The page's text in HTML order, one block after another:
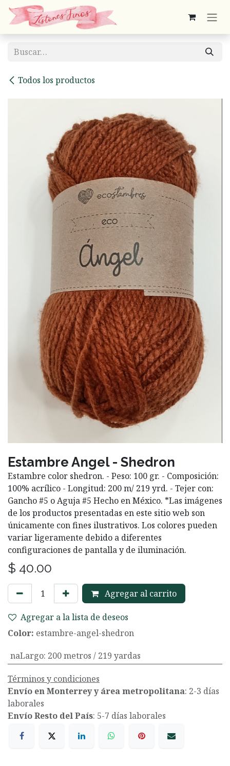
Ir al contenido
Todos los productos
Estambre Angel - Shedron
Estambre color shedron. - Peso: 100 gr. - Composición:
100% acrílico - Longitud: 200 m/ 219 yrd. - Tejer con:
Gancho #5 o Aguja #5 Hecho en México. *Las imágenes
de los productos presentadas en este sitio web son
únicamente con fines ilustrativos. Los colores pueden
variar ligeramente debido a diferentes
configuraciones de pantalla y de iluminación.
$ 40.00
Agregar al carrito
Agregar a la lista de deseos
Color: estambre-angel-shedron
naLargo: 200 metros / 219 yardas
Términos y condiciones
Envío en Monterrey y área metropolitana: 2-3 días
laborales
Envío Resto del País: 5-7 días laborales